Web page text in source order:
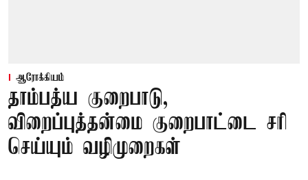
ஆரோக்கியம்
தாம்பத்ய குறைபாடு,
விறைப்புத்தன்மை குறைபாட்டை சரி
செய்யும் வழிமுறைகள்